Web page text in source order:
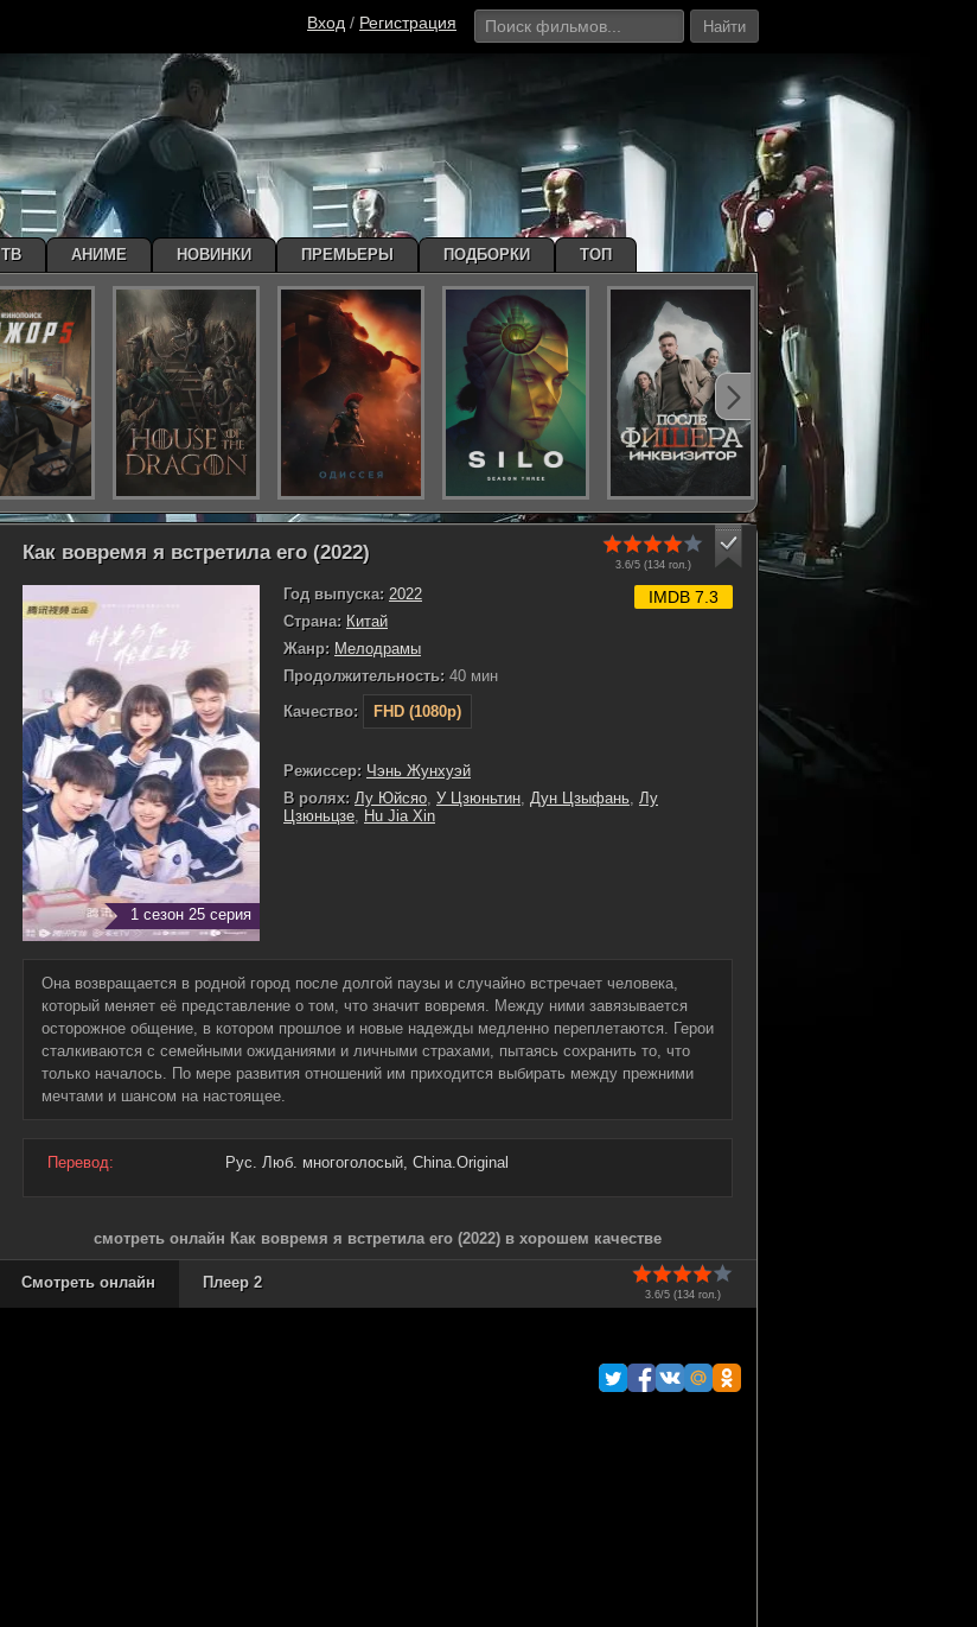
Вход / Регистрация Найти
Как вовремя я встретила его (2022)
3.6/5 (134гол.)
1 сезон 25 серия
Год выпуска: 2022
Страна: Китай
Жанр: Мелодрамы
Продолжительность: 40 мин
Качество:
FHD (1080p)
IMDB 7.3
Режиссер: Чэнь Жунхуэй
В ролях: Лу Юйсяо, У Цзюньтин, Дун Цзыфань, Лу
Цзюньцзе, Hu Jia Xin
Она возвращается в родной город после долгой паузы и случайно встречает человека,
который меняет её представление о том, что значит вовремя. Между ними завязывается
осторожное общение, в котором прошлое и новые надежды медленно переплетаются. Герои
сталкиваются с семейными ожиданиями и личными страхами, пытаясь сохранить то, что
только началось. По мере развития отношений им приходится выбирать между прежними
мечтами и шансом на настоящее.
Перевод: Рус. Люб. многоголосый, China.Original
смотреть онлайн Как вовремя я встретила его (2022) в хорошем качестве
3.6/5 (134гол.)
Смотреть онлайн Плеер 2
ТВ АНИМЕ НОВИНКИ ПРЕМЬЕРЫ ПОДБОРКИ ТОП